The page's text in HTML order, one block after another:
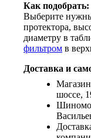
Как подобрать:
Выберите
протектора,
диаметру в
фильтром в
Доставка и
шоссе,